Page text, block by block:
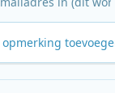
opmerking